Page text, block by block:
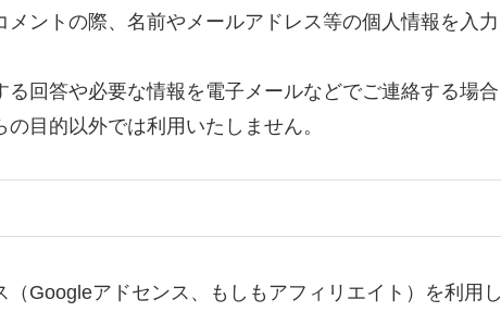
ントの際、名前やメールアドレス等の個人情報を入力
回答や必要な情報を電子メールなどでご連絡する場合
目的以外では利用いたしません。
Googleアドセンス、もしもアフィリエイト）を利用し